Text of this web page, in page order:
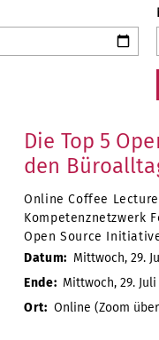
Die Top 5
den
Online Coffee
Kompetenznetzwerk
Open Source
Datum: Mittwoch, 29.
Ende: Mittwoch, 29. Juli
Ort: Online (Zoom